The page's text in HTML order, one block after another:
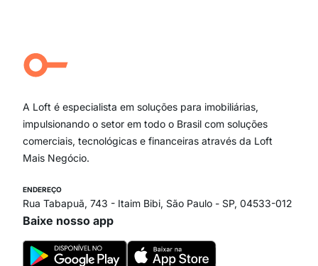
Campo Belo
Ipiranga
Paraíso
Itaim Bibi
A Loft é especialista em soluções para imobiliárias,
impulsionando o setor em todo o Brasil com soluções
comerciais, tecnológicas e financeiras através da Loft
Mais Negócio.
ENDEREÇO
Rua Tabapuã, 743 - Itaim Bibi, São Paulo - SP, 04533-012
Baixe nosso app